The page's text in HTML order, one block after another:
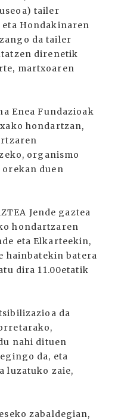
tailer
Hondakinaren
da tailer
direnetik
martxoaren
Enea Fundazioak
hondartzan,
organismo
orekan duen
Jende gaztea
hondartzaren
eta Elkarteekin,
hainbatekin batera
dira 11.00etatik
da
nahi dituen
da, eta
luzatuko zaie,
zabaldegian,